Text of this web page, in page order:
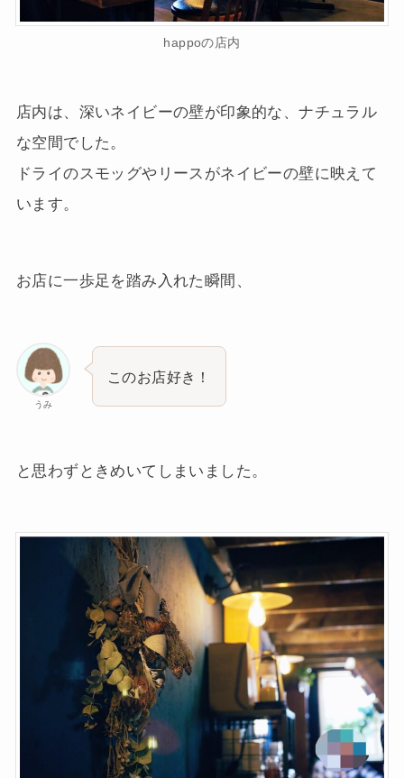
happoの店内
店内は、深いネイビーの壁が印象的な、ナチュラル
な空間でした。
ドライのスモッグやリースがネイビーの壁に映えて
います。
お店に一歩足を踏み入れた瞬間、
うみ
このお店好き！
と思わずときめいてしまいました。